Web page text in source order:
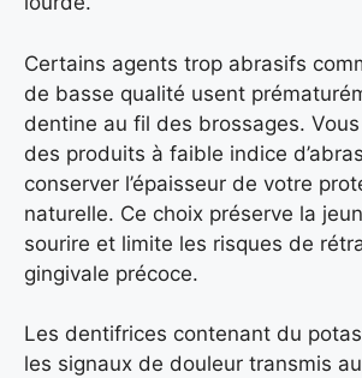
Certains agents trop abrasifs
de basse qualité usent
dentine au fil des brossages.
des produits à faible indice
conserver l’épaisseur de votre
naturelle. Ce choix préserve la
sourire et limite les risques de
gingivale précoce.
Les dentifrices contenant du
les signaux de douleur transmis